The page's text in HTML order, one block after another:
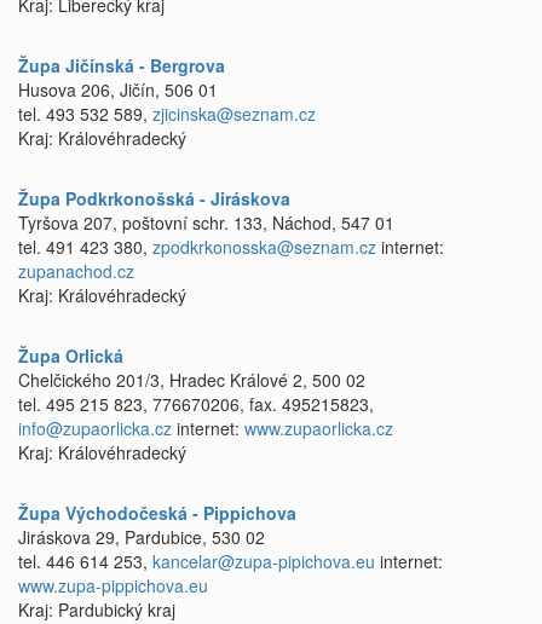
Kraj: Liberecký kraj
Župa Jičínská - Bergrova
Husova 206, Jičín, 506 01
tel. 493 532 589, zjicinska@seznam.cz
Kraj: Královéhradecký
Župa Podkrkonošská - Jiráskova
Tyršova 207, poštovní schr. 133, Náchod, 547 01
tel. 491 423 380, zpodkrkonosska@seznam.cz internet:
zupanachod.cz
Kraj: Královéhradecký
Župa Orlická
Chelčického 201/3, Hradec Králové 2, 500 02
tel. 495 215 823, 776670206, fax. 495215823,
info@zupaorlicka.cz internet: www.zupaorlicka.cz
Kraj: Královéhradecký
Župa Východočeská - Pippichova
Jiráskova 29, Pardubice, 530 02
tel. 446 614 253, kancelar@zupa-pipichova.eu internet:
www.zupa-pippichova.eu
Kraj: Pardubický kraj